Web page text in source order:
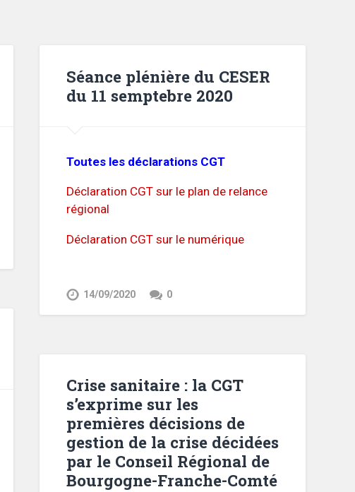
Séance plénière du CESER
du 11 semptebre 2020
Toutes les déclarations CGT
Déclaration CGT sur le plan de relance
régional
Déclaration CGT sur le numérique
14/09/2020 0
Crise sanitaire : la CGT
s’exprime sur les
premières décisions de
gestion de la crise décidées
par le Conseil Régional de
Bourgogne-Franche-Comté